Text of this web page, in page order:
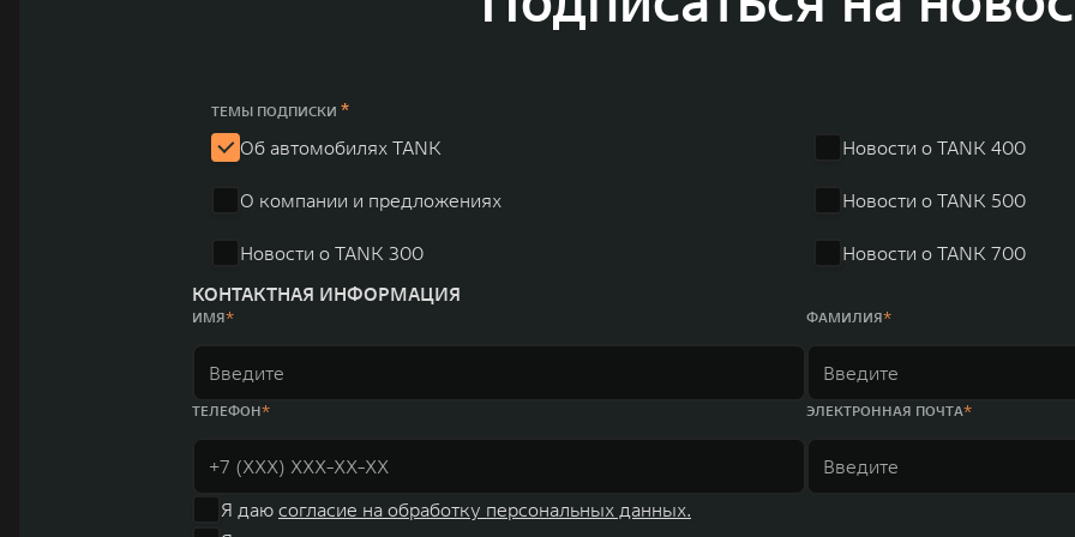
млн автомобилей в год. По итогам 2021 года общая выручка компании увеличилась больше чем на 30% и составила 136,3 млрд юаней (1,6 трлн
пикапов в Китае. На сегодняшний день концерн GWM создал мировую систему исследований и разработок, включая центры в России, Китае,
ТЕМЫ ПОДПИСКИ *
Об автомобилях TANK
О компании и предложениях
Новости о TANK 300
Новости о TANK 400
Новости о TANK 500
Новости о TANK 700
КОНТАКТНАЯ ИНФОРМАЦИЯ
ИМЯ ФАМИЛИЯ
ТЕЛЕФОН ЭЛЕКТРОННАЯ ПОЧТА
Я даю согласие на обработку персональных данных.